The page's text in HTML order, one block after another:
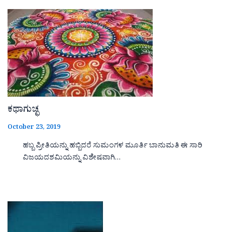
ಕಥಾಗುಚ್ಛ
October 23, 2019
ಹಬ್ಬ ಪ್ರೀತಿಯನ್ನು ಹಬ್ಬಿದರೆ ಸುಮಂಗಳ ಮೂರ್ತಿ ಬಾನುಮತಿ ಈ ಸಾರಿ
ವಿಜಯದಶಮಿಯನ್ನು ವಿಶೇಷವಾಗಿ…